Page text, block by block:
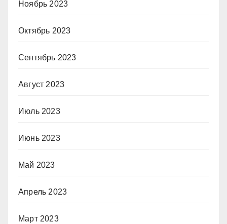
Ноябрь 2023
Октябрь 2023
Сентябрь 2023
Август 2023
Июль 2023
Июнь 2023
Май 2023
Апрель 2023
Март 2023